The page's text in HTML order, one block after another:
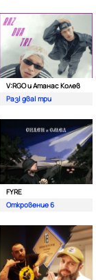
V:RGO и Атанас Колев
Раз| два| три
FYRE
Откровение 6